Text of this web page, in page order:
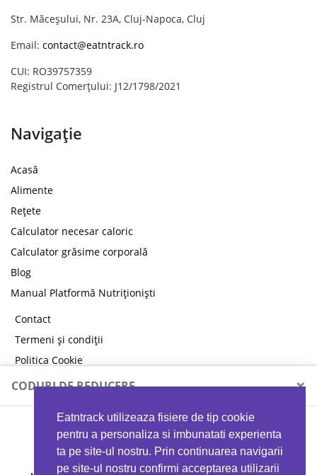
Eatntrack utilizeaza fisiere de tip cookie
pentru a personaliza si imbunatati experienta
ta pe site-ul nostru. Prin continuarea navigarii
pe site-ul nostru confirmi acceptarea utilizarii
Str. Măceșului, Nr. 23A, Cluj-Napoca, Cluj
Email: contact@eatntrack.ro
CUI: RO39757359
Registrul Comerțului: J12/1798/2021
Navigație
Acasă
Alimente
Rețete
Calculator necesar caloric
Calculator grăsime corporală
Blog
Manual Platformă Nutriționiști
Contact
Termeni și condiții
Politica Cookie
Politica de confidențialitate
CODURI DE REDUCERE ×
MYPROTEIN